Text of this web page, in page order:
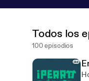
Todos los
100 episodios